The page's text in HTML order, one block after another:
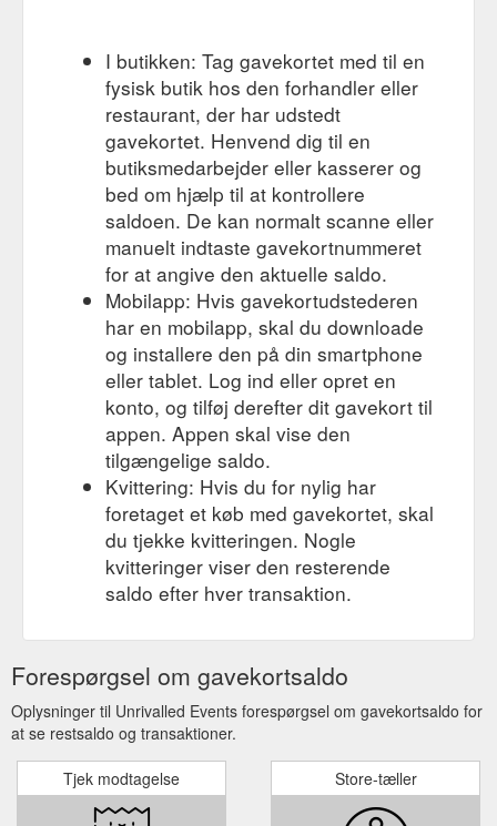
I butikken: Tag gavekortet med til en
fysisk butik hos den forhandler eller
restaurant, der har udstedt
gavekortet. Henvend dig til en
butiksmedarbejder eller kasserer og
bed om hjælp til at kontrollere
saldoen. De kan normalt scanne eller
manuelt indtaste gavekortnummeret
for at angive den aktuelle saldo.
Mobilapp: Hvis gavekortudstederen
har en mobilapp, skal du downloade
og installere den på din smartphone
eller tablet. Log ind eller opret en
konto, og tilføj derefter dit gavekort til
appen. Appen skal vise den
tilgængelige saldo.
Kvittering: Hvis du for nylig har
foretaget et køb med gavekortet, skal
du tjekke kvitteringen. Nogle
kvitteringer viser den resterende
saldo efter hver transaktion.
Forespørgsel om gavekortsaldo
Oplysninger til Unrivalled Events forespørgsel om gavekortsaldo for
at se restsaldo og transaktioner.
Tjek modtagelse Store-tæller